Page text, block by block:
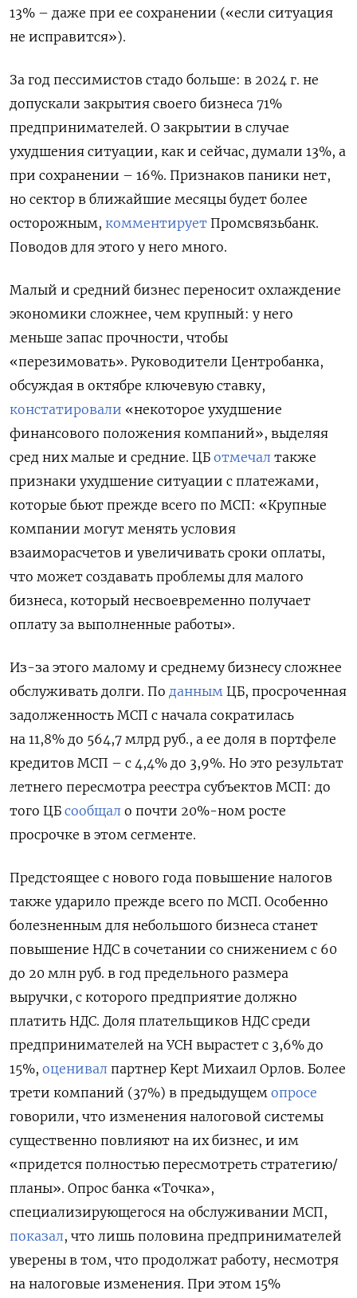
13% – даже при ее сохранении («если ситуация
не исправится»).
За год пессимистов стадо больше: в 2024 г. не
допускали закрытия своего бизнеса 71%
предпринимателей. О закрытии в случае
ухудшения ситуации, как и сейчас, думали 13%, а
при сохранении – 16%. Признаков паники нет,
но сектор в ближайшие месяцы будет более
осторожным, комментирует Промсвязьбанк.
Поводов для этого у него много.
Малый и средний бизнес переносит охлаждение
экономики сложнее, чем крупный: у него
меньше запас прочности, чтобы
«перезимовать». Руководители Центробанка,
обсуждая в октябре ключевую ставку,
констатировали «некоторое ухудшение
финансового положения компаний», выделяя
сред них малые и средние. ЦБ отмечал также
признаки ухудшение ситуации с платежами,
которые бьют прежде всего по МСП: «Крупные
компании могут менять условия
взаиморасчетов и увеличивать сроки оплаты,
что может создавать проблемы для малого
бизнеса, который несвоевременно получает
оплату за выполненные работы».
Из-за этого малому и среднему бизнесу сложнее
обслуживать долги. По данным ЦБ, просроченная
задолженность МСП с начала сократилась
на 11,8% до 564,7 млрд руб., а ее доля в портфеле
кредитов МСП – с 4,4% до 3,9%. Но это результат
летнего пересмотра реестра субъектов МСП: до
того ЦБ сообщал о почти 20%-ном росте
просрочке в этом сегменте.
Предстоящее с нового года повышение налогов
также ударило прежде всего по МСП. Особенно
болезненным для небольшого бизнеса станет
повышение НДС в сочетании со снижением с 60
до 20 млн руб. в год предельного размера
выручки, с которого предприятие должно
платить НДС. Доля плательщиков НДС среди
предпринимателей на УСН вырастет с 3,6% до
15%, оценивал партнер Kept Михаил Орлов. Более
трети компаний (37%) в предыдущем опросе
говорили, что изменения налоговой системы
существенно повлияют на их бизнес, и им
«придется полностью пересмотреть стратегию/
планы». Опрос банка «Точка»,
специализирующегося на обслуживании МСП,
показал, что лишь половина предпринимателей
уверены в том, что продолжат работу, несмотря
на налоговые изменения. При этом 15%